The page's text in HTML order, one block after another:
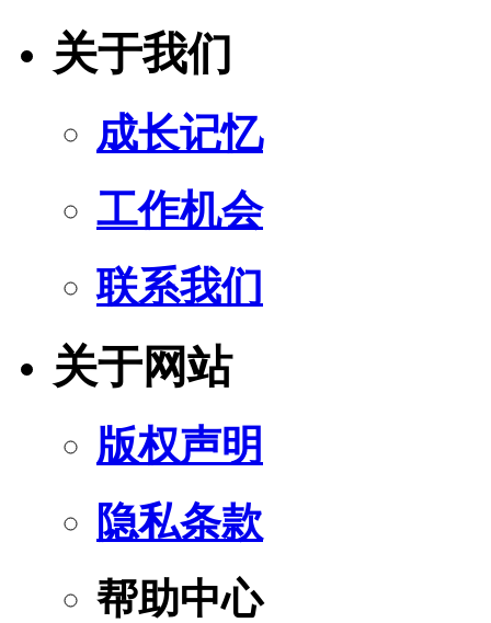
关于我们
成长记忆
工作机会
联系我们
关于网站
版权声明
隐私条款
帮助中心